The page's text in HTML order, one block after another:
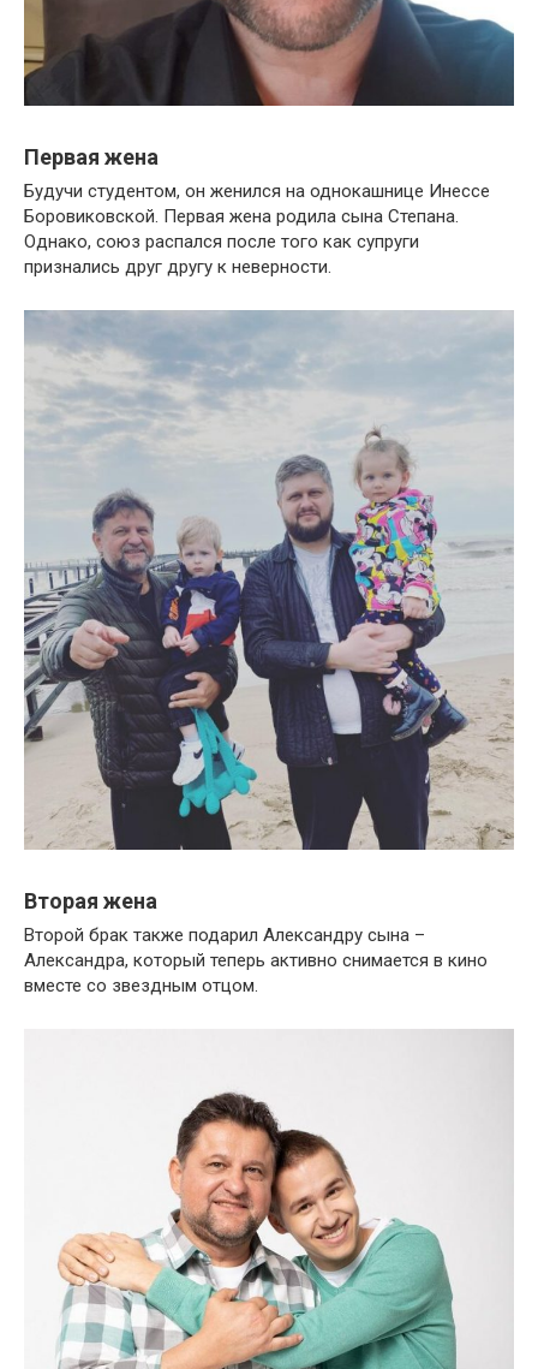
Первая жена
Будучи студентом, он женился на однокашнице Инессе
Боровиковской. Первая жена родила сына Степана.
Однако, союз распался после того как супруги
признались друг другу к неверности.
Вторая жена
Второй брак также подарил Александру сына –
Александра, который теперь активно снимается в кино
вместе со звездным отцом.